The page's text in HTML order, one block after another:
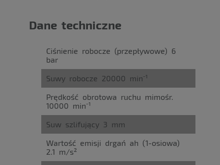
Dane techniczne
Ciśnienie robocze (przepływowe) 6
bar
Suwy robocze 20000 min⁻¹
Prędkość obrotowa ruchu mimośr.
10000 min⁻¹
Suw szlifujący 3 mm
Wartość emisji drgań ah (1-osiowa)
2.1 m/s²